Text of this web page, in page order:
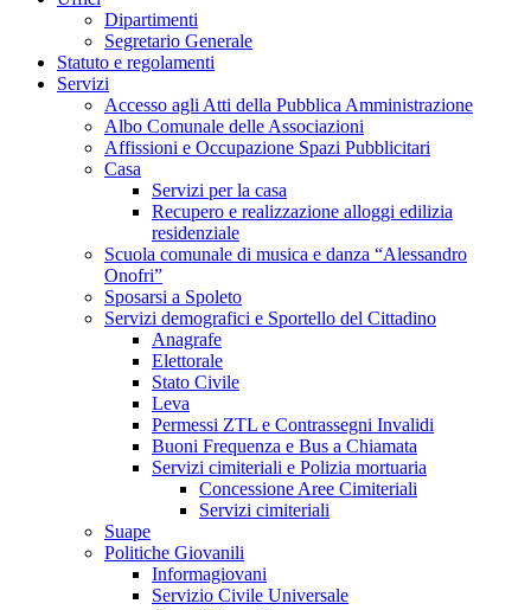
Dipartimenti
Segretario Generale
Statuto e regolamenti
Servizi
Accesso agli Atti della Pubblica Amministrazione
Albo Comunale delle Associazioni
Affissioni e Occupazione Spazi Pubblicitari
Casa
Servizi per la casa
Recupero e realizzazione alloggi edilizia
residenziale
Scuola comunale di musica e danza “Alessandro
Onofri”
Sposarsi a Spoleto
Servizi demografici e Sportello del Cittadino
Anagrafe
Elettorale
Stato Civile
Leva
Permessi ZTL e Contrassegni Invalidi
Buoni Frequenza e Bus a Chiamata
Servizi cimiteriali e Polizia mortuaria
Concessione Aree Cimiteriali
Servizi cimiteriali
Suape
Politiche Giovanili
Informagiovani
Servizio Civile Universale